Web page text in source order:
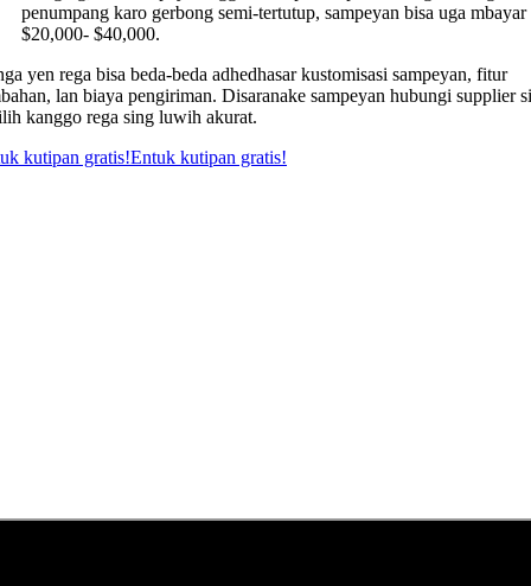
penumpang karo gerbong semi-tertutup, sampeyan bisa uga mbayar
$20,000- $40,000.
yen rega bisa beda-beda adhedhasar kustomisasi sampeyan, fitur
lan biaya pengiriman. Disaranake sampeyan hubungi supplier
kanggo rega sing luwih akurat.
kutipan gratis!Entuk kutipan gratis!